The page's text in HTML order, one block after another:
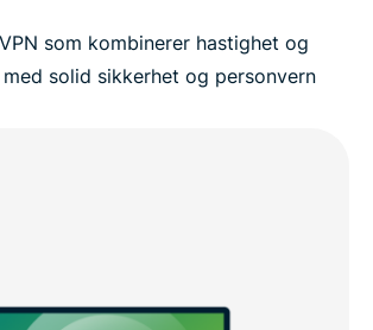
som kombinerer hastighet og
solid sikkerhet og personvern